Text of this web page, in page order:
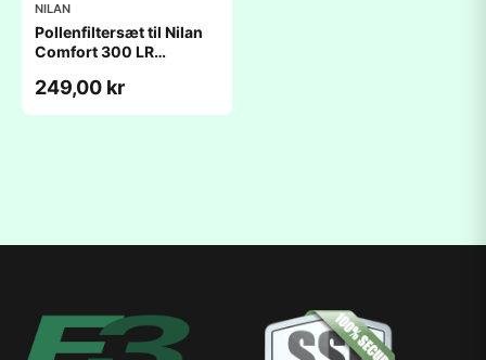
NILAN
Pollenfiltersæt til Nilan
Comfort 300 LR
249,00 kr